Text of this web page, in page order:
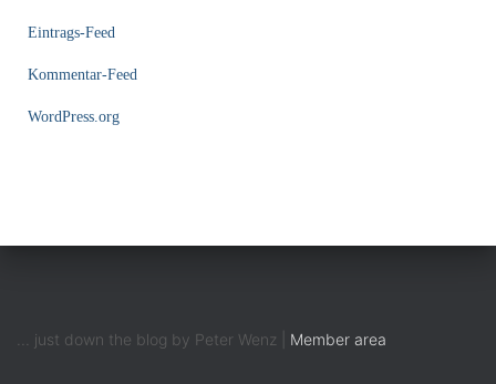
Eintrags-Feed
Kommentar-Feed
WordPress.org
... just down the blog by Peter Wenz | Member area